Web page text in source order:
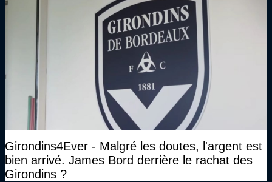
Girondins4Ever - Malgré les doutes, l'argent est
bien arrivé. James Bord derrière le rachat des
Girondins ?